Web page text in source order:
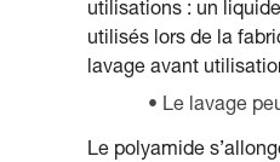
utilisations : un
utilisés lors de la
lavage avant
Le lavage
Le polyamide